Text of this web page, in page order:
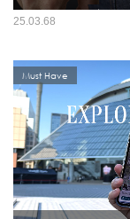
หากพูดถึงนาฬิกาที่เป็นสั
เลือนได้ นับตั้งแต่เปิดตั
25.03.68
Must Have